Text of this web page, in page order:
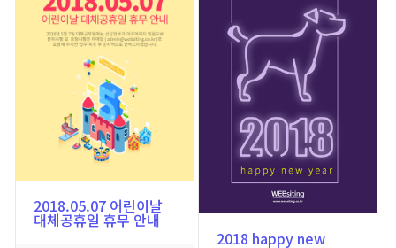
2018.05.07 어린이날
대체공휴일 휴무 안내
2018 happy new